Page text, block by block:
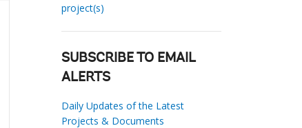
project(s)
SUBSCRIBE TO EMAIL
ALERTS
Daily Updates of the Latest
Projects & Documents